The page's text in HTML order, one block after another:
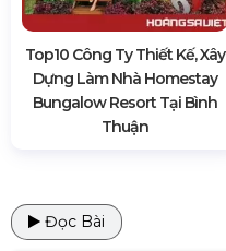
Top10 Công Ty Thiết Kế, Xây
Dựng Làm Nhà Homestay
Bungalow Resort Tại Bình
Thuận
Đọc Bài